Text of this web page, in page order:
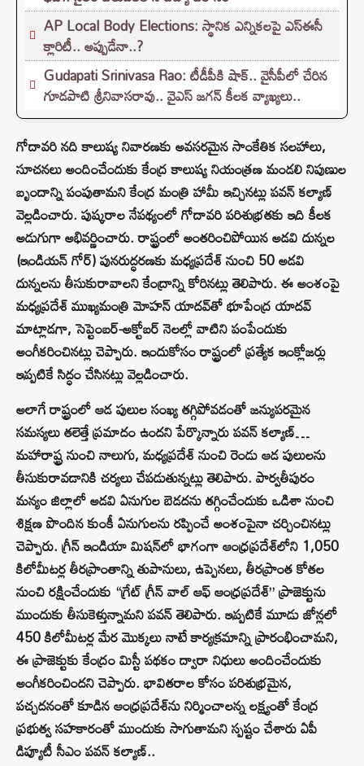
AP Local Body Elections: స్థానిక ఎన్నికలపై ఎస్ఈసీ
క్లారిటీ.. అప్పుడేనా..?
Gudapati Srinivasa Rao: టీడీపీకి షాక్‌.. వైసీపీలో చేరిన
గూడపాటి శ్రీనివాసరావు.. వైఎస్‌ జగన్‌ కీలక వ్యాఖ్యలు..
గోదావరి నది కాలుష్య నివారణకు అవసరమైన సాంకేతిక సలహాలు,
సూచనలు అందించేందుకు కేంద్ర కాలుష్య నియంత్రణ మండలి నిపుణుల
బృందాన్ని పంపుతామని కేంద్ర మంత్రి హామీ ఇచ్చినట్లు పవన్ కల్యాణ్‌
వెల్లడించారు. పుష్కరాల నేపథ్యంలో గోదావరి పరిశుభ్రతకు ఇది కీలక
అడుగుగా అభివర్ణించారు. రాష్ట్రంలో అంతరించిపోయిన అడవి దున్నల
(ఇండియన్ గోర్) పునరుద్ధరణకు మధ్యప్రదేశ్ నుంచి 50 అడవి
దున్నలను తీసుకురావాలని కేంద్రాన్ని కోరినట్లు తెలిపారు. ఈ అంశంపై
మధ్యప్రదేశ్ ముఖ్యమంత్రి మోహన్ యాదవ్‌తో భూపేంద్ర యాదవ్
మాట్లాడగా, సెప్టెంబర్-అక్టోబర్ నెలల్లో వాటిని పంపేందుకు
అంగీకరించినట్లు చెప్పారు. ఇందుకోసం రాష్ట్రంలో ప్రత్యేక ఇంక్లోజర్లు
ఇప్పటికే సిద్ధం చేసినట్లు వెల్లడించారు.
అలాగే రాష్ట్రంలో ఆడ పులుల సంఖ్య తగ్గిపోవడంతో జన్యుపరమైన
సమస్యలు తలెత్తే ప్రమాదం ఉందని పేర్కొన్నారు పవన్‌ కల్యాణ్‌…
మహారాష్ట్ర నుంచి నాలుగు, మధ్యప్రదేశ్ నుంచి రెండు ఆడ పులులను
తీసుకురావడానికి చర్యలు చేపడుతున్నట్లు తెలిపారు. పార్వతీపురం
మన్యం జిల్లాలో అడవి ఏనుగుల బెడదను తగ్గించేందుకు ఒడిశా నుంచి
శిక్షణ పొందిన కుంకీ ఏనుగులను రప్పించే అంశంపైనా చర్చించినట్లు
చెప్పారు. గ్రీన్ ఇండియా మిషన్‌లో భాగంగా ఆంధ్రప్రదేశ్‌లోని 1,050
కిలోమీటర్ల తీరప్రాంతాన్ని తుపానులు, ఉప్పెనలు, తీరప్రాంత కోతల
నుంచి రక్షించేందుకు “గ్రేట్ గ్రీన్ వాల్ ఆఫ్ ఆంధ్రప్రదేశ్” ప్రాజెక్టును
ముందుకు తీసుకెళ్తున్నామని పవన్ తెలిపారు. ఇప్పటికే మూడు జోన్లలో
450 కిలోమీటర్ల మేర మొక్కలు నాటే కార్యక్రమాన్ని ప్రారంభించామని,
ఈ ప్రాజెక్టుకు కేంద్రం మిస్టీ పథకం ద్వారా నిధులు అందించేందుకు
అంగీకరించిందని చెప్పారు. భావితరాల కోసం పరిశుభ్రమైన,
పచ్చదనంతో కూడిన ఆంధ్రప్రదేశ్‌ను నిర్మించాలన్న లక్ష్యంతో కేంద్ర
ప్రభుత్వ సహకారంతో ముందుకు సాగుతామని స్పష్టం చేశారు ఏపీ
డిప్యూటీ సీఎం పవన్‌ కల్యాణ్‌..